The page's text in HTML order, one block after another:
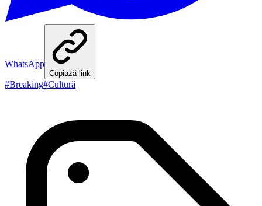
WhatsApp
Copiază link
#Breaking#Cultură